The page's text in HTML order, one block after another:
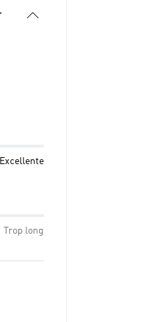
Excellente
Trop long